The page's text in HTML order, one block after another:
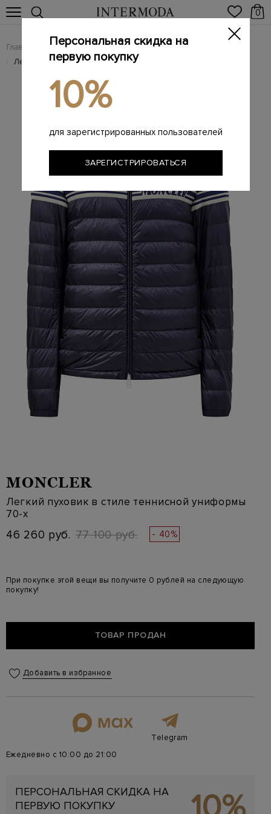
0
Главная Мужчинам / Одежда / Пуховики
/ Легкий пуховик в стиле теннисной униформы 70-х
MONCLER
Легкий пуховик в стиле теннисной униформы
70-х
46 260 руб. 77 100 руб. - 40%
При покупке этой вещи вы получите 0 рублей на следующую
покупку!
ТОВАР ПРОДАН
Добавить в избранное
Telegram
Ежедневно с 10:00 до 21:00
ПЕРСОНАЛЬНАЯ СКИДКА НА
ПЕРВУЮ ПОКУПКУ
Персональная скидка на
первую покупку
10%
для зарегистрированных пользователей
ЗАРЕГИСТРИРОВАТЬСЯ